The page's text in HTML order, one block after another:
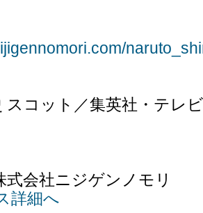
スコット／集英社・テレ
式会社ニジゲンノモリ
詳細へ